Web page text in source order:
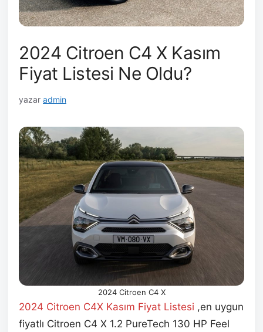
2024 Citroen C4 X Kasım
Fiyat Listesi Ne Oldu?
yazar admin
2024 Citroen C4 X
2024 Citroen C4X Kasım Fiyat Listesi ,en uygun
fiyatlı Citroen C4 X 1.2 PureTech 130 HP Feel